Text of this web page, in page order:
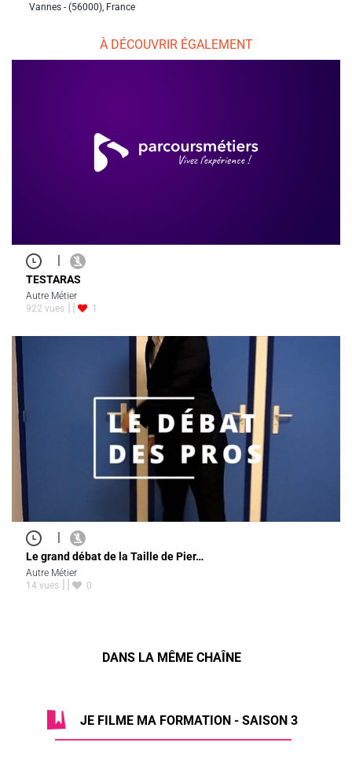
Vannes - (56000), France
À DÉCOUVRIR ÉGALEMENT
TESTARAS
Autre Métier
922 vues
1
|
Le grand débat de la Taille de Pier…
Autre Métier
14 vues
0
DANS LA MÊME CHAÎNE
JE FILME MA FORMATION - SAISON 3